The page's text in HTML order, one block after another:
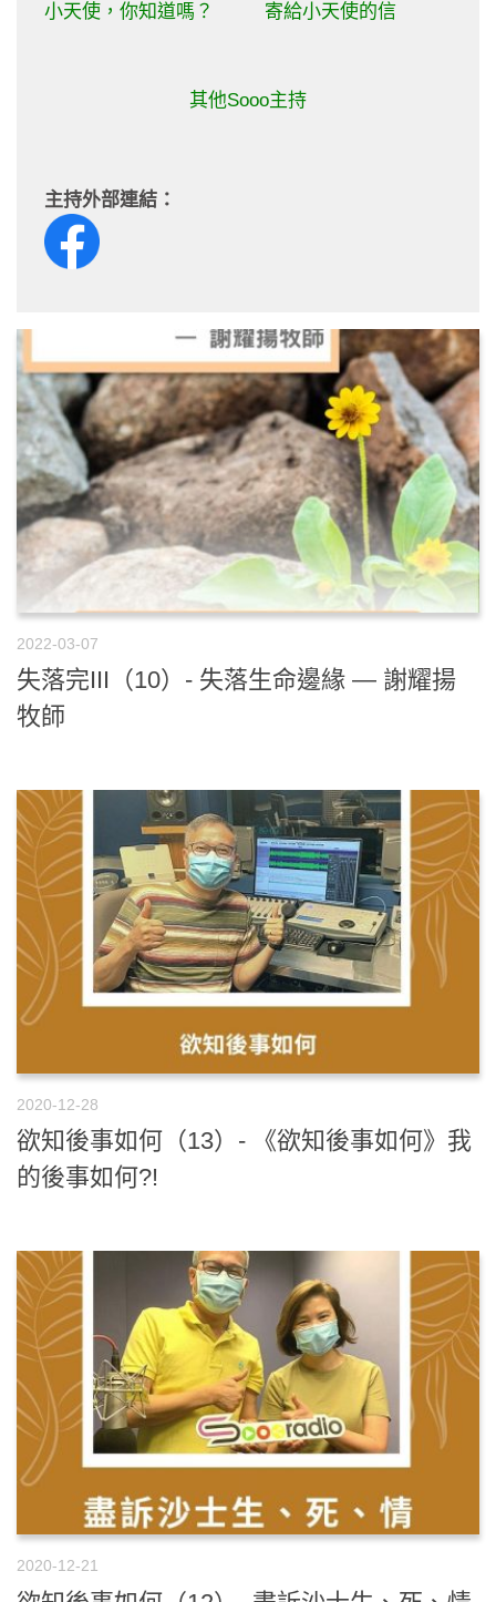
小天使，你知道嗎？ 寄給小天使的信
其他Sooo主持
主持外部連結：
2022-03-07
失落完III（10）- 失落生命邊緣 — 謝耀揚
牧師
2020-12-28
欲知後事如何（13）- 《欲知後事如何》我
的後事如何?!
2020-12-21